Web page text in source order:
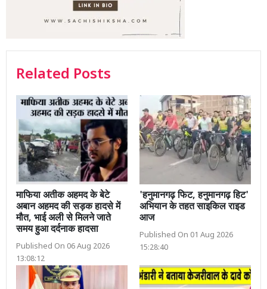
Related Posts
माफिया अतीक अहमद के बेटे
अबान अहमद की सड़क हादसे में
मौत, भाई अली से मिलने जाते
समय हुआ दर्दनाक हादसा
Published On 06 Aug 2026
13:08:12
'हनुमानगढ़ फिट, हनुमानगढ़ हिट'
अभियान के तहत साइकिल राइड
आज
Published On 01 Aug 2026
15:28:40